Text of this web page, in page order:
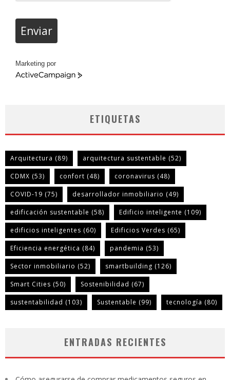
Enviar
Marketing por
ActiveCampaign
ETIQUETAS
Arquitectura (89) arquitectura sustentable (52)
CDMX (53) confort (48) coronavirus (48)
COVID-19 (75) desarrollador inmobiliario (49)
edificación sustentable (58) Edificio inteligente (109)
edificios inteligentes (60) Edificios Verdes (65)
Eficiencia energética (84) pandemia (53)
Sector inmobiliario (52) smartbuilding (126)
Smart Cities (50) Sostenibilidad (67)
sustentabilidad (103) Sustentable (99) tecnología (80)
ENTRADAS RECIENTES